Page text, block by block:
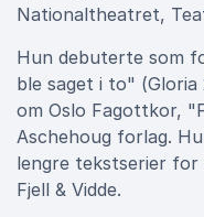
Nationaltheatret,
Hun debuterte som
ble saget i to" (Gloria
om Oslo Fagottkor,
Aschehoug forlag.
lengre tekstserier for
Fjell & Vidde.